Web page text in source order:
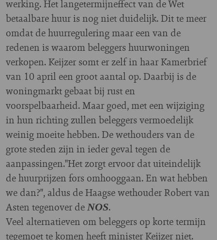
werking. Het langetermijneffect van de Wet
betaalbare huur is nog niet duidelijk. Dit te meer
omdat de huurregulering maar een van de
redenen is waarom beleggers huurwoningen
verkopen. Keijzer somt er zelf in haar Kamerbrief
van 10 april een groot aantal op. Daarbij is de
woningmarkt gebaat bij rust en
voorspelbaarheid. Maar goed, met een wijziging
in hun richting zullen beleggers vermoedelijk
weinig moeite hebben. De wethouders van de
grote steden zijn in ieder geval tegen de
aanpassingen."Het zorgt ervoor dat uiteindelijk
de huurprijzen fors omhooggaan. En wat hebben
we dan?", aldus de Haagse wethouder Robert van
Asten tegenover de NOS.
Veel alternatieven om beleggers op korte termijn
tegemoet te komen heeft minister Keijzer niet.